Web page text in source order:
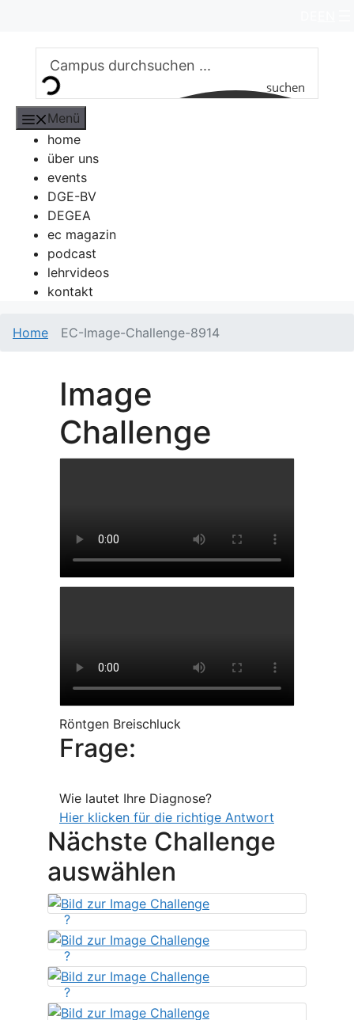
springen
suchen
Menü
home
über uns
events
DGE-BV
DEGEA
ec magazin
podcast
lehrvideos
kontakt
Home EC-Image-Challenge-8914
Image
Challenge
Röntgen Breischluck
Frage:
Wie lautet Ihre Diagnose?
Hier klicken für die richtige Antwort
Nächste Challenge
auswählen
?
?
?